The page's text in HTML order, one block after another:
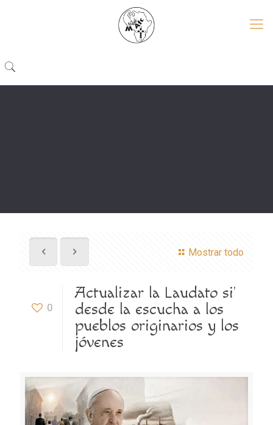
Mostrar todo
0
Actualizar la Laudato si’
desde la escucha a los
pueblos originarios y los
jóvenes